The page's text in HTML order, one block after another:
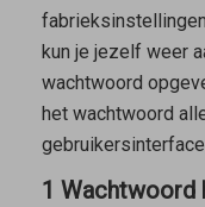
kun je jezelf weer
wachtwoord
het wachtwoord
1 Wachtwoord